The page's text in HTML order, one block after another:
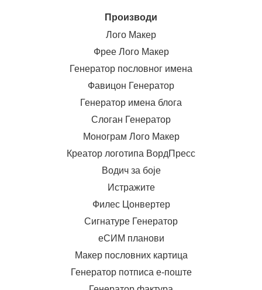
Производи
Лого Макер
Фрее Лого Макер
Генератор пословног имена
Фавицон Генератор
Генератор имена блога
Слоган Генератор
Монограм Лого Макер
Креатор логотипа ВордПресс
Водич за боје
Истражите
Филес Цонвертер
Сигнатуре Генератор
еСИМ планови
Макер пословних картица
Генератор потписа е-поште